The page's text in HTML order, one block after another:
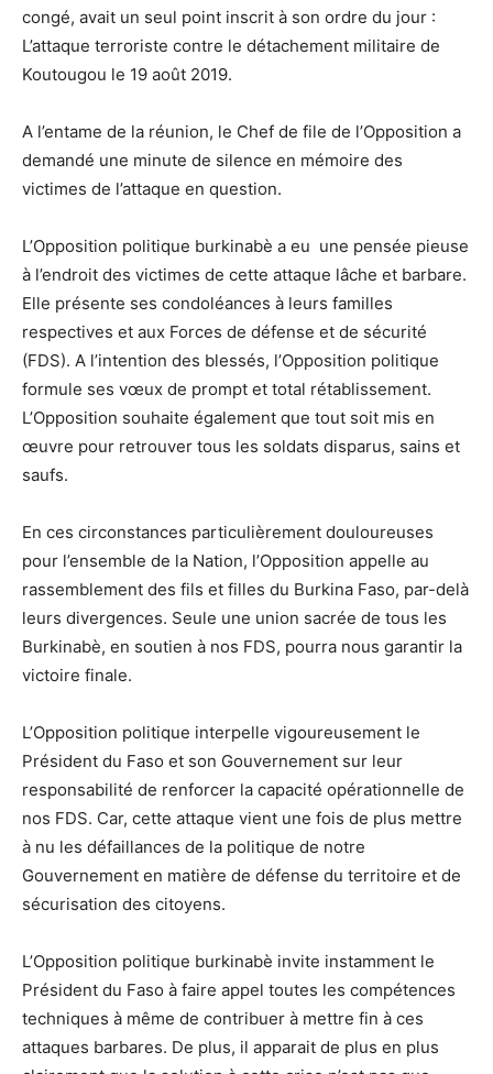
congé, avait un seul point inscrit à son ordre du jour :
L’attaque terroriste contre le détachement militaire de
Koutougou le 19 août 2019.
A l’entame de la réunion, le Chef de file de l’Opposition a
demandé une minute de silence en mémoire des
victimes de l’attaque en question.
L’Opposition politique burkinabè a eu une pensée pieuse
à l’endroit des victimes de cette attaque lâche et barbare.
Elle présente ses condoléances à leurs familles
respectives et aux Forces de défense et de sécurité
(FDS). A l’intention des blessés, l’Opposition politique
formule ses vœux de prompt et total rétablissement.
L’Opposition souhaite également que tout soit mis en
œuvre pour retrouver tous les soldats disparus, sains et
saufs.
En ces circonstances particulièrement douloureuses
pour l’ensemble de la Nation, l’Opposition appelle au
rassemblement des fils et filles du Burkina Faso, par-delà
leurs divergences. Seule une union sacrée de tous les
Burkinabè, en soutien à nos FDS, pourra nous garantir la
victoire finale.
L’Opposition politique interpelle vigoureusement le
Président du Faso et son Gouvernement sur leur
responsabilité de renforcer la capacité opérationnelle de
nos FDS. Car, cette attaque vient une fois de plus mettre
à nu les défaillances de la politique de notre
Gouvernement en matière de défense du territoire et de
sécurisation des citoyens.
L’Opposition politique burkinabè invite instamment le
Président du Faso à faire appel toutes les compétences
techniques à même de contribuer à mettre fin à ces
attaques barbares. De plus, il apparait de plus en plus